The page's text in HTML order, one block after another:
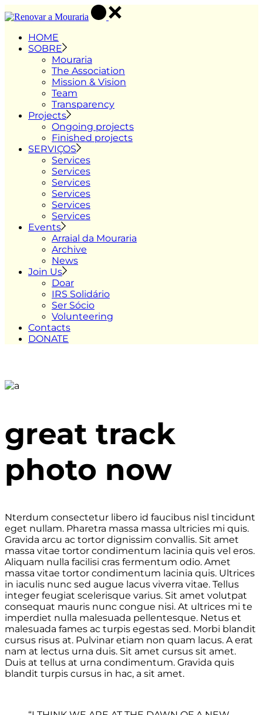
to
contentHOME
SOBRE
Mouraria
The Association
Mission & Vision
Team
Transparency
Projects
Ongoing projects
Finished projects
SERVIÇOS
Services
Services
Services
Services
Services
Services
Events
Arraial da Mouraria
Archive
News
Join Us
Doar
IRS Solidário
Ser Sócio
Volunteering
Contacts
DONATE
great track
photo now
Nterdum consectetur libero id faucibus nisl tincidunt
eget nullam. Pharetra massa massa ultricies mi quis.
Gravida arcu ac tortor dignissim convallis. Sit amet
massa vitae tortor condimentum lacinia quis vel eros.
Aliquam nulla facilisi cras fermentum odio. Amet
massa vitae tortor condimentum lacinia quis. Ultrices
in iaculis nunc sed augue lacus viverra vitae. Tellus
integer feugiat scelerisque varius. Sit amet volutpat
consequat mauris nunc congue nisi. At ultrices mi te
imperdiet nulla malesuada pellentesque. Netus et
malesuada fames ac turpis egestas sed. Morbi blandit
cursus risus at. Pulvinar etiam non quam lacus. A erat
nam at lectus urna duis. Sit amet cursus sit amet.
Duis at tellus at urna condimentum. Gravida quis
blandit turpis cursus in hac, a sit amet.